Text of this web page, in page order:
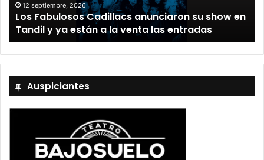
12 septiembre, 2026
Los Fabulosos Cadillacs anunciaron su show en
Tandil y ya están a la venta las entradas
Auspiciantes